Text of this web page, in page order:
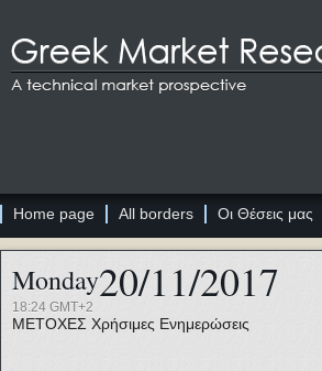
Home page All borders Οι Θέσεις μας
Monday20/11/2017
18:24 GMT+2
ΜΕΤΟΧΕΣ Χρήσιμες Ενημερώσεις